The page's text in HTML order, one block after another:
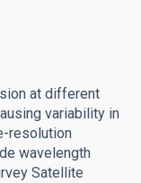
at different
variability in
resolution
wavelength
Satellite